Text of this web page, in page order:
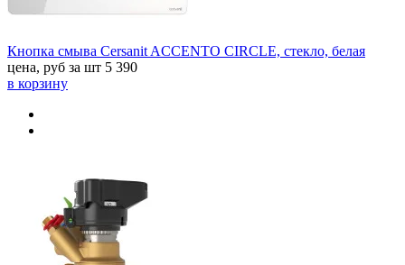
Кнопка смыва Cersanit ACCENTO CIRCLE, стекло, белая
цена, руб за шт 5 390
в корзину